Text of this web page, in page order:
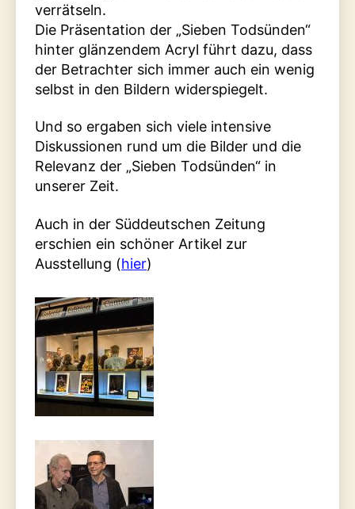
verrätseln.
Die Präsentation der „Sieben Todsünden“
hinter glänzendem Acryl führt dazu, dass
der Betrachter sich immer auch ein wenig
selbst in den Bildern widerspiegelt.
Und so ergaben sich viele intensive
Diskussionen rund um die Bilder und die
Relevanz der „Sieben Todsünden“ in
unserer Zeit.
Auch in der Süddeutschen Zeitung
erschien ein schöner Artikel zur
Ausstellung (hier)